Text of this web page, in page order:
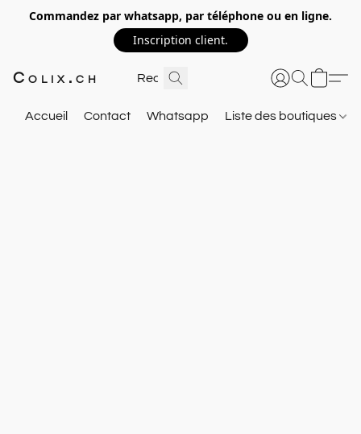
Commandez par whatsapp, par téléphone ou en ligne.
Inscription client.
Colix.ch
Accueil Contact Whatsapp Liste des boutiques